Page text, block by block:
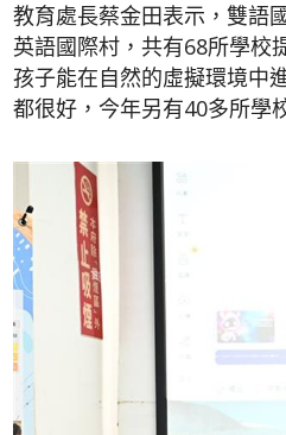
教育處長蔡金田表示，雙語
英語國際村，共有68所學校
孩子能在自然的虛擬環境中
都很好，今年另有40多所學